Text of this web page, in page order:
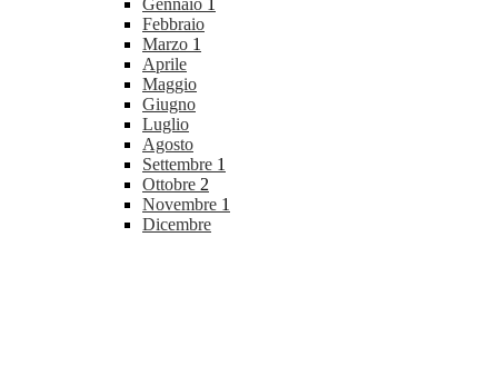
Gennaio 1
Febbraio
Marzo 1
Aprile
Maggio
Giugno
Luglio
Agosto
Settembre 1
Ottobre 2
Novembre 1
Dicembre